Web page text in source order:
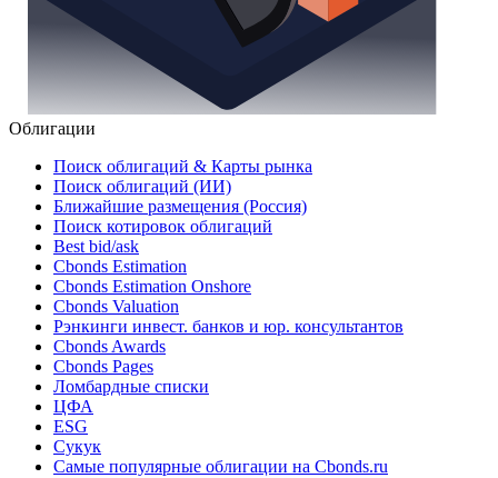
Облигации
Поиск облигаций & Карты рынка
Поиск облигаций (ИИ)
Ближайшие размещения (Россия)
Поиск котировок облигаций
Best bid/ask
Cbonds Estimation
Cbonds Estimation Onshore
Cbonds Valuation
Рэнкинги инвест. банков и юр. консультантов
Cbonds Awards
Cbonds Pages
Ломбардные списки
ЦФА
ESG
Сукук
Самые популярные облигации на Cbonds.ru